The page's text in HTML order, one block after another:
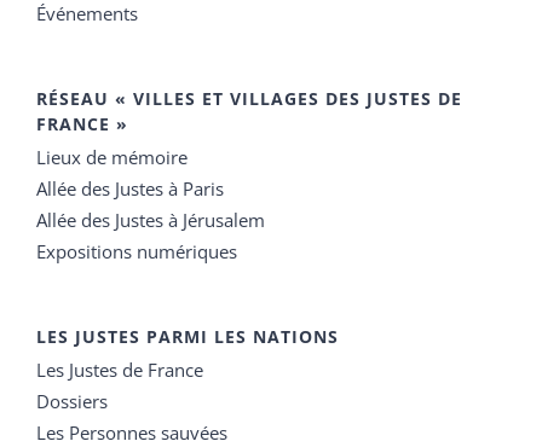
Événements
RÉSEAU « VILLES ET VILLAGES DES JUSTES DE
FRANCE »
Lieux de mémoire
Allée des Justes à Paris
Allée des Justes à Jérusalem
Expositions numériques
LES JUSTES PARMI LES NATIONS
Les Justes de France
Dossiers
Les Personnes sauvées